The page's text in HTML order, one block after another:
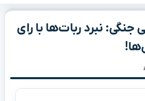
نبرد ربات‌ها با رای